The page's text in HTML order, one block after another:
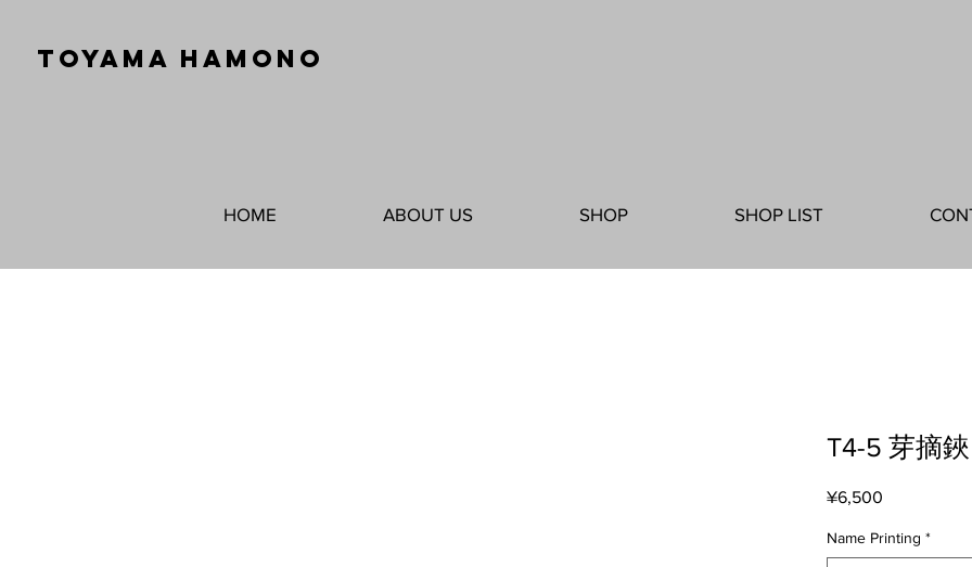
TOYAMA HAMONO
HOME ABOUT US SHOP SHOP LIST
T4-5 芽摘
¥6,500
Name Printing *